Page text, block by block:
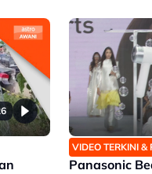
VIDEO TERKINI &
Panasonic